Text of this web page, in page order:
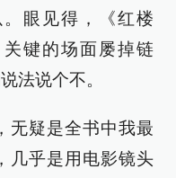
眼见得，《红楼
键的场面屡掉链
法说个不。
无疑是全书中我最
几乎是用电影镜头